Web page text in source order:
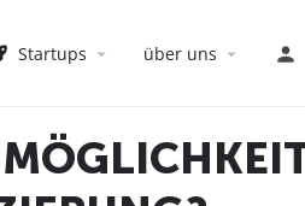
Startups über uns